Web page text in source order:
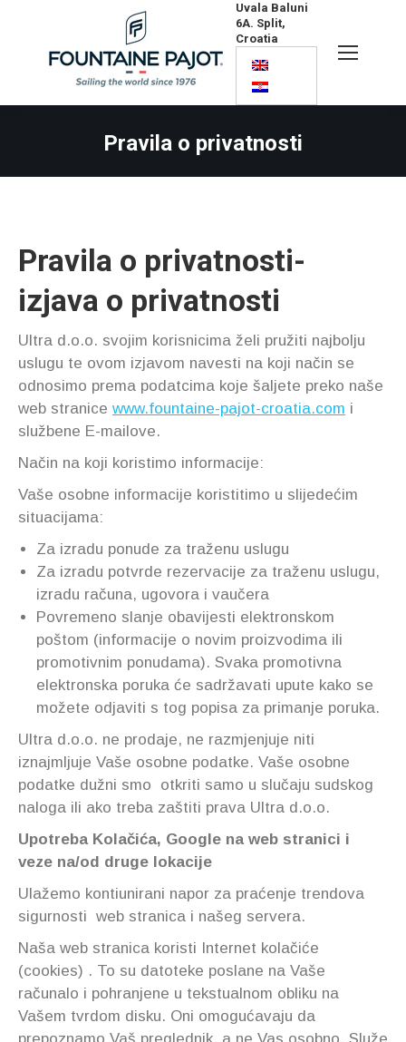
Uvala Baluni
6A. Split,
Croatia
Pravila o privatnosti
Pravila o privatnosti-
izjava o privatnosti
Ultra d.o.o. svojim korisnicima želi pružiti najbolju
uslugu te ovom izjavom navesti na koji način se
odnosimo prema podatcima koje šaljete preko naše
web stranice www.fountaine-pajot-croatia.com i
službene E-mailove.
Način na koji koristimo informacije:
Vaše osobne informacije koristitimo u slijedećim
situacijama:
Za izradu ponude za traženu uslugu
Za izradu potvrde rezervacije za traženu uslugu,
izradu računa, ugovora i vaučera
Povremeno slanje obavijesti elektronskom
poštom (informacije o novim proizvodima ili
promotivnim ponudama). Svaka promotivna
elektronska poruka će sadržavati upute kako se
možete odjaviti s tog popisa za primanje poruka.
Ultra d.o.o. ne prodaje, ne razmjenjuje niti
iznajmljuje Vaše osobne podatke. Vaše osobne
podatke dužni smo otkriti samo u slučaju sudskog
naloga ili ako treba zaštiti prava Ultra d.o.o.
Upotreba Kolačića, Google na web stranici i
veze na/od druge lokacije
Ulažemo kontiunirani napor za praćenje trendova
sigurnosti web stranica i našeg servera.
Naša web stranica koristi Internet kolačiće
(cookies) . To su datoteke poslane na Vaše
računalo i pohranjene u tekstualnom obliku na
Vašem tvrdom disku. Oni omogućavaju da